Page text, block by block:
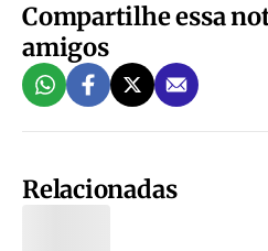
Compartilhe essa
amigos
Relacionadas